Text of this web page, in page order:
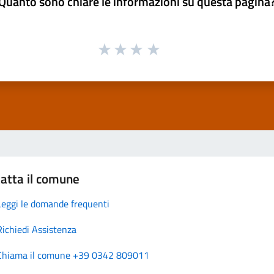
il comune
le domande frequenti
Assistenza
il comune +39 0342 809011